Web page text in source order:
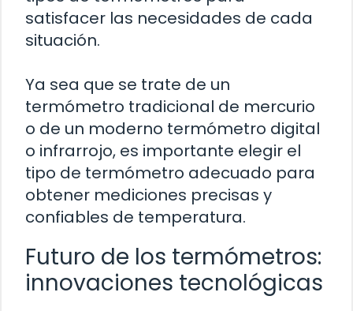
satisfacer las necesidades de cada
situación.
Ya sea que se trate de un
termómetro tradicional de mercurio
o de un moderno termómetro digital
o infrarrojo, es importante elegir el
tipo de termómetro adecuado para
obtener mediciones precisas y
confiables de temperatura.
Futuro de los termómetros:
innovaciones tecnológicas